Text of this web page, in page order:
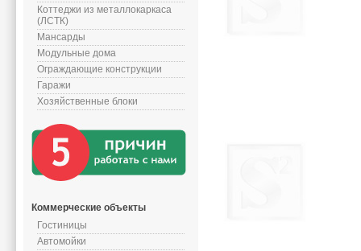
Коттеджи из металлокаркаса
(ЛСТК)
Мансарды
Модульные дома
Ограждающие конструкции
Гаражи
Хозяйственные блоки
Коммерческие объекты
Гостиницы
Автомойки